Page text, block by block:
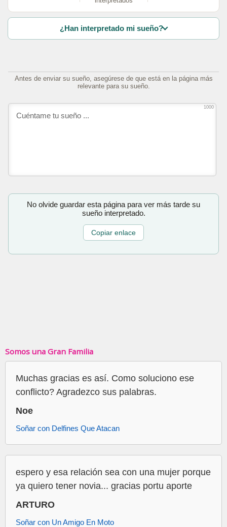
¿Han interpretado mi sueño?
Antes de enviar su sueño, asegúrese de que está en la página más
relevante para su sueño.
1000
No olvide guardar esta página para ver más tarde su
sueño interpretado.
Copiar enlace
Somos una Gran Familia
Muchas gracias es así. Como soluciono ese
conflicto? Agradezco sus palabras.
Noe
Soñar con Delfines Que Atacan
espero y esa relación sea con una mujer porque
ya quiero tener novia... gracias portu aporte
ARTURO
Soñar con Un Amigo En Moto